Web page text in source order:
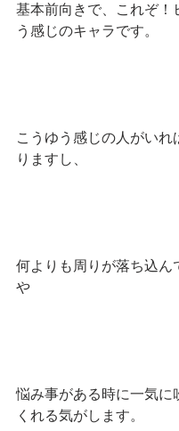
基本前向きで、これぞ！
う感じのキャラです。
こうゆう感じの人がいれ
りますし、
何よりも周りが落ち込ん
や
悩み事がある時に一気に
くれる気がします。